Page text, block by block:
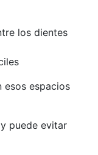
los dientes
esos espacios
puede evitar